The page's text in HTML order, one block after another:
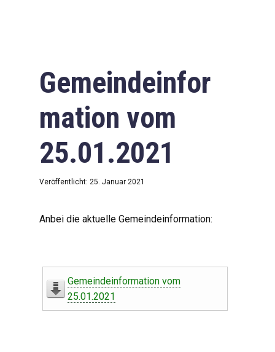
Gemeindeinfor
mation vom
25.01.2021
Veröffentlicht: 25. Januar 2021
Anbei die aktuelle Gemeindeinformation:
Gemeindeinformation vom
25.01.2021